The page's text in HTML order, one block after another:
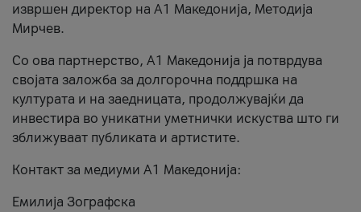
извршен директор на A1 Македонија, Методија
Мирчев.
Со ова партнерство, A1 Македонија ја потврдува
својата заложба за долгорочна поддршка на
културата и на заедницата, продолжувајќи да
инвестира во уникатни уметнички искуства што ги
зближуваат публиката и артистите.
Контакт за медиуми А1 Македонија:
Емилија Зографска